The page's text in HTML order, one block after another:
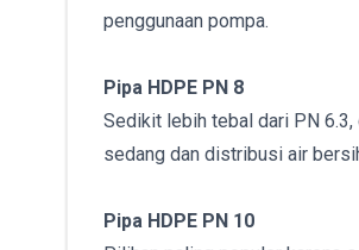
penggunaan pompa.
Pipa HDPE PN 8
Sedikit lebih tebal dari PN 6.3,
sedang dan distribusi air
Pipa HDPE PN 10